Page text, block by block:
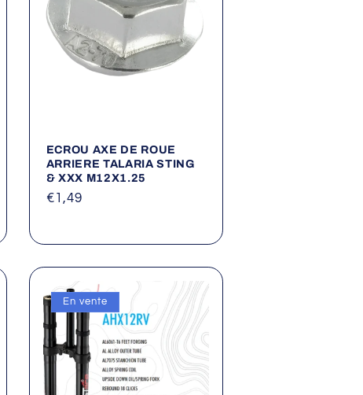
ECROU AXE DE ROUE
ARRIERE TALARIA STING
& XXX M12X1.25
Prix
€1,49
En vente